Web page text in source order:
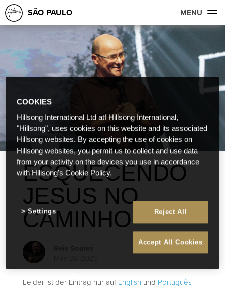
SÃO PAULO MENU
ESQUECENDO
JESUS NO
CAMINHO
Leider ist der Eintrag nur aufEnglish und Português
COOKIES
Hillsong International Ltd atf Hillsong International,
"Hillsong", uses cookies on this website and its associated
Hillsong websites. By accepting the use of cookies on
Hillsong websites, you permit us to collect and use data
from your activity on the devices you use in accordance
with Hillsong's Cookie Policy.
Reject All
Accept All Cookies
Settings